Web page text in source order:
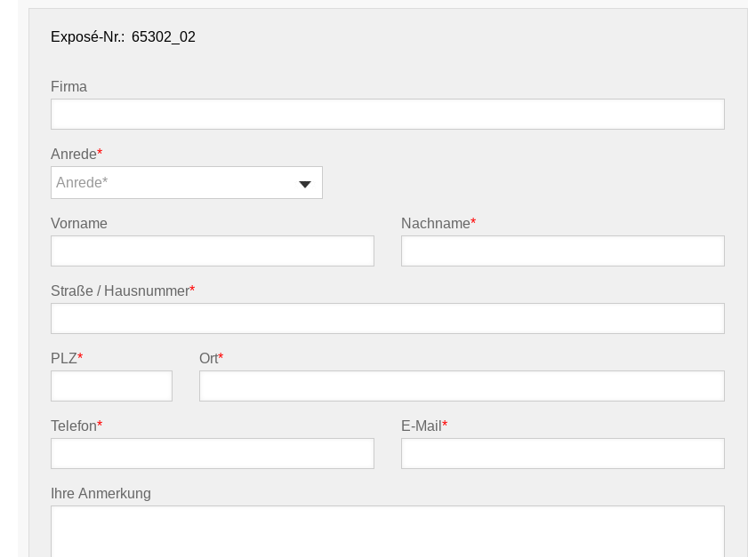
Exposé-Nr.:
Firma
Anrede*
Anrede*
Vorname Nachname*
Straße / Hausnummer*
PLZ* Ort*
Telefon* E-Mail*
Ihre Anmerkung